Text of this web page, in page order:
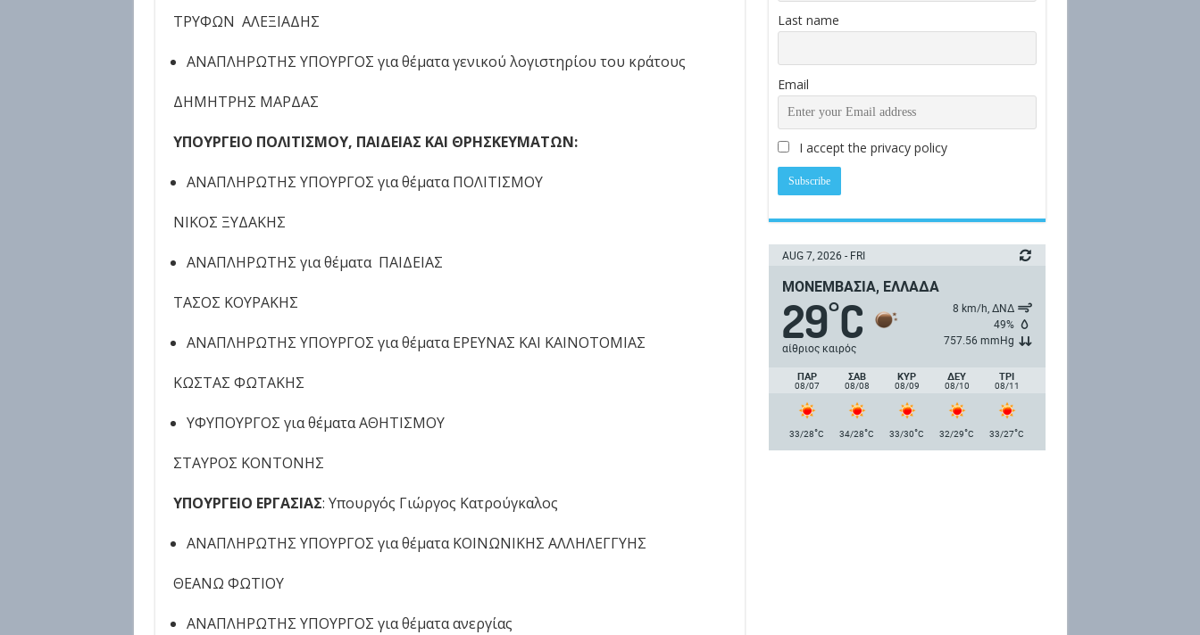
ΤΡΥΦΩΝ ΑΛΕΞΙΑΔΗΣ
ΑΝΑΠΛΗΡΩΤΗΣ ΥΠΟΥΡΓΟΣ για θέματα γενικού λογιστηρίου του κράτους
ΔΗΜΗΤΡΗΣ ΜΑΡΔΑΣ
ΥΠΟΥΡΓΕΙΟ ΠΟΛΙΤΙΣΜΟΥ, ΠΑΙΔΕΙΑΣ ΚΑΙ ΘΡΗΣΚΕΥΜΑΤΩΝ:
ΑΝΑΠΛΗΡΩΤΗΣ ΥΠΟΥΡΓΟΣ για θέματα ΠΟΛΙΤΙΣΜΟΥ
ΝΙΚΟΣ ΞΥΔΑΚΗΣ
ΑΝΑΠΛΗΡΩΤΗΣ για θέματα ΠΑΙΔΕΙΑΣ
ΤΑΣΟΣ ΚΟΥΡΑΚΗΣ
ΑΝΑΠΛΗΡΩΤΗΣ ΥΠΟΥΡΓΟΣ για θέματα ΕΡΕΥΝΑΣ ΚΑΙ ΚΑΙΝΟΤΟΜΙΑΣ
ΚΩΣΤΑΣ ΦΩΤΑΚΗΣ
ΥΦΥΠΟΥΡΓΟΣ για θέματα ΑΘΗΤΙΣΜΟΥ
ΣΤΑΥΡΟΣ ΚΟΝΤΟΝΗΣ
ΥΠΟΥΡΓΕΙΟ ΕΡΓΑΣΙΑΣ: Υπουργός Γιώργος Κατρούγκαλος
ΑΝΑΠΛΗΡΩΤΗΣ ΥΠΟΥΡΓΟΣ για θέματα ΚΟΙΝΩΝΙΚΗΣ ΑΛΛΗΛΕΓΓΥΗΣ
ΘΕΑΝΩ ΦΩΤΙΟΥ
ΑΝΑΠΛΗΡΩΤΗΣ ΥΠΟΥΡΓΟΣ για θέματα ανεργίας
Last name
Email
I accept the privacy policy
AUG 7, 2026 - FRI
ΜΟΝΕΜΒΑΣΙΆ, ΕΛΛΆΔΑ
29°C
αίθριος καιρός
8 km/h, ΔΝΔ
49%
757.56 mmHg
ΠΑΡ
08/07
ΣΑΒ
08/08
ΚΥΡ
08/09
ΔΕΥ
08/10
ΤΡΙ
08/11
33/28°C 34/28°C 33/30°C 32/29°C 33/27°C